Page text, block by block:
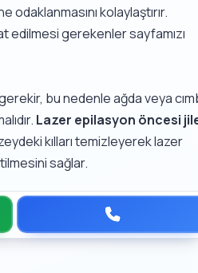
kolaylaştırır.
edilmesi gerekenlersayfamızı
bu nedenle ağda veya
Lazer epilasyon öncesi
kılları temizleyerek lazer
sağlar.